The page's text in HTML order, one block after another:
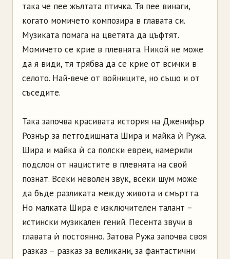
така че пее жълтата птичка. Тя пее винаги,
когато момичето композира в главата си.
Музиката помага на цветята да цъфтят.
Момичето се крие в плевнята. Никой не може
да я види, тя трябва да се крие от всички в
селото. Най-вече от войниците, но също и от
съседите.
Така започва красивата история на Дженифър
Рознър за петгодишната Шира и майка ѝ Ружа.
Шира и майка ѝ са полски евреи, намерили
подслон от нацистите в плевнята на свой
познат. Всеки неволен звук, всеки шум може
да бъде разликата между живота и смъртта.
Но малката Шира е изключителен талант –
истински музикален гений. Песента звучи в
главата ѝ постоянно. Затова Ружа започва своя
разказ – разказ за великани, за фантастични